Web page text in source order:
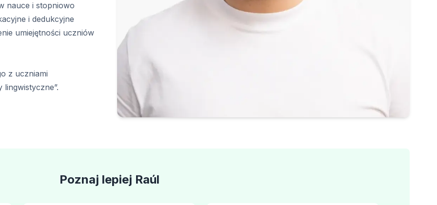
nauce i stopniowo
i dedukcyjne
umiejętności uczniów
z uczniami
Poznaj lepiej Raúl